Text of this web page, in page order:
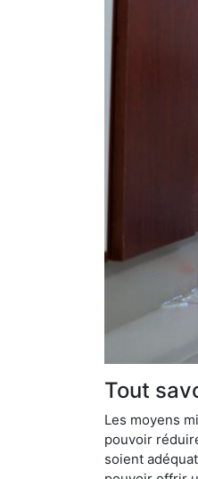
Tout
Les moyens
pouvoir
soient